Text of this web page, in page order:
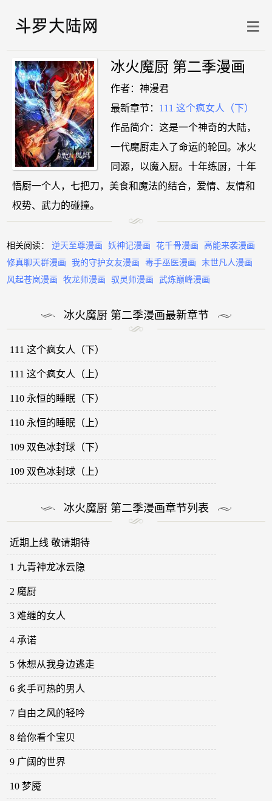
冰火魔厨 第二季漫画
作者：神漫君
最新章节： 111 这个疯女人（下）
作品简介：这是一个神奇的大陆，
一代魔厨走入了命运的轮回。冰火
同源，以魔入厨。十年练厨，十年
悟厨一个人，七把刀，美食和魔法的结合，爱情、友情和
权势、武力的碰撞。
相关阅读：逆天至尊漫画 妖神记漫画 花千骨漫画
高能来袭漫画
修真聊天群漫画
我的守护女友漫画 毒手巫医漫画
末世凡人漫画
风起苍岚漫画
牧龙师漫画 驭灵师漫画 武炼巅峰漫画
冰火魔厨 第二季漫画最新章节
111 这个疯女人（下）
111 这个疯女人（上）
110 永恒的睡眠（下）
110 永恒的睡眠（上）
109 双色冰封球（下）
109 双色冰封球（上）
冰火魔厨 第二季漫画章节列表
近期上线 敬请期待
1 九青神龙冰云隐
2 魔厨
3 难缠的女人
4 承诺
5 休想从我身边逃走
6 炙手可热的男人
7 自由之风的轻吟
8 给你看个宝贝
9 广阔的世界
10 梦魇